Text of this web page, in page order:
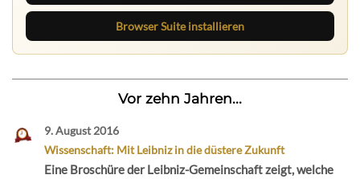
Browser Suite installieren
Vor zehn Jahren...
9. August 2016
Wissenschaft: Mit Leibniz in die düstere Zukunft
Eine Broschüre der Leibniz-Gemeinschaft zeigt, welche